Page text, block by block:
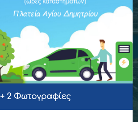
+ 2 Φωτογραφίες